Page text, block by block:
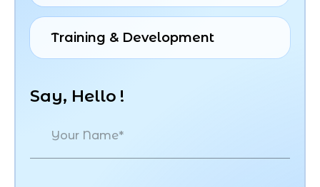
Training & Development
Say, Hello !